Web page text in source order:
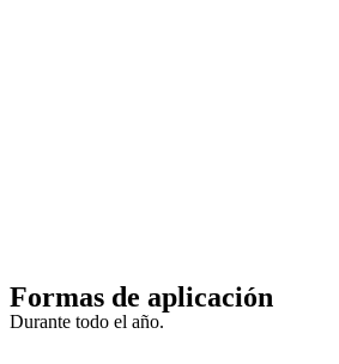
Formas de aplicación
Durante todo el año.